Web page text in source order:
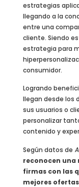
estrategias
llegando a la
entre una
cliente. Siendo
estrategia para
consumidor.
Logrando
llegan desde los
sus usuarios o
personalizar
contenido y
Según datos de
reconocen
firmas con las
mejores